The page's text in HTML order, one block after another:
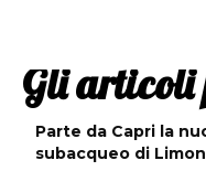
Gli articoli
Parte da Capri la
subacqueo di